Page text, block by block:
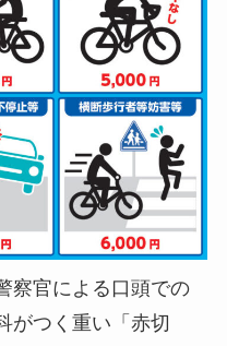
察官による口頭での
がつく重い「赤切